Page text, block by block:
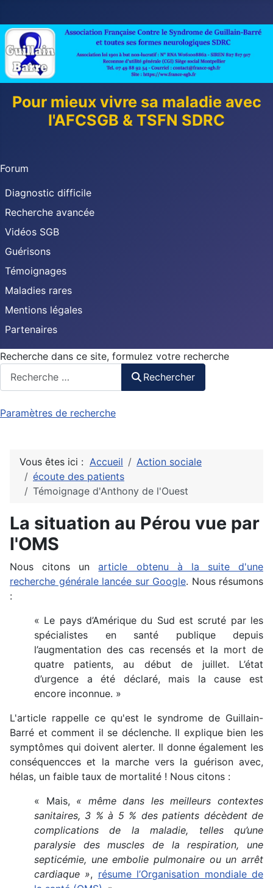
Pour mieux vivre sa maladie avec
l'AFCSGB & TSFN SDRC
Forum
Diagnostic difficile
Recherche avancée
Vidéos SGB
Guérisons
Témoignages
Maladies rares
Mentions légales
Partenaires
Recherche dans ce site, formulez votre recherche
Rechercher
Paramètres de recherche
Vous êtes ici : Accueil
Action sociale
écoute des patients
Témoignage d'Anthony de l'Ouest
La situation au Pérou vue par
l'OMS
Nous citons unarticle obtenu à la suite d'une
recherche générale lancée sur Google. Nous résumons
:
« Le pays d’Amérique du Sud est scruté par les
spécialistes en santé publique depuis
l’augmentation des cas recensés et la mort de
quatre patients, au début de juillet. L’état
d’urgence a été déclaré, mais la cause est
encore inconnue. »
L'article rappelle ce qu'est le syndrome de Guillain-
Barré et comment il se déclenche. Il explique bien les
symptômes qui doivent alerter. Il donne également les
conséquencces et la marche vers la guérison avec,
hélas, un faible taux de mortalité ! Nous citons :
« Mais, « même dans les meilleurs contextes
sanitaires, 3 % à 5 % des patients décèdent de
complications de la maladie, telles qu’une
paralysie des muscles de la respiration, une
septicémie, une embolie pulmonaire ou un arrêt
cardiaque », résume l’Organisation mondiale de